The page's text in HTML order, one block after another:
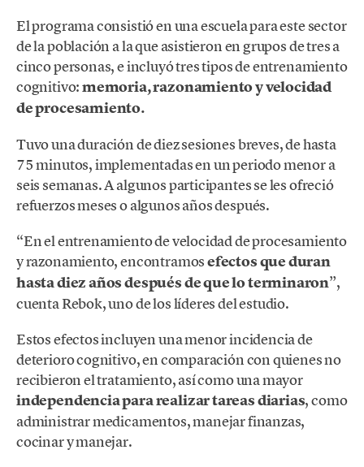
El programa consistió en una escuela para este sector
de la población a la que asistieron en grupos de tres a
cinco personas, e incluyó tres tipos de entrenamiento
cognitivo:memoria, razonamiento y velocidad
de procesamiento.
Tuvo una duración de diez sesiones breves, de hasta
75 minutos, implementadas en un periodo menor a
seis semanas. A algunos participantes se les ofreció
refuerzos meses o algunos años después.
“En el entrenamiento de velocidad de procesamiento
y razonamiento, encontramosefectos que duran
hasta diez años después de que lo terminaron”,
cuenta Rebok, uno de los líderes del estudio.
Estos efectos incluyen una menor incidencia de
deterioro cognitivo, en comparación con quienes no
recibieron el tratamiento, así como una mayor
independencia para realizar tareas diarias, como
administrar medicamentos, manejar finanzas,
cocinar y manejar.